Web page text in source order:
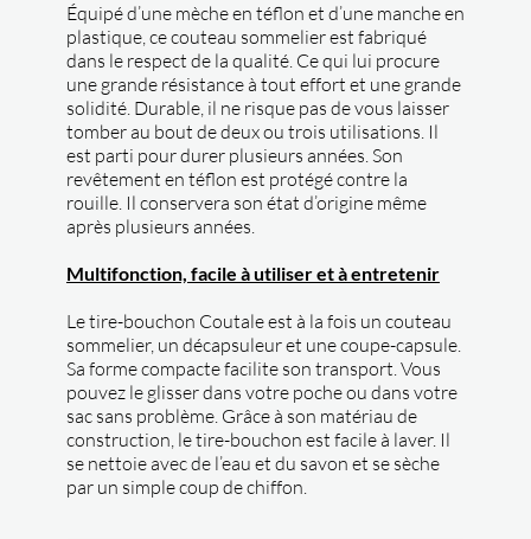
Équipé d’une mèche en téflon et d’une manche en
plastique, ce couteau sommelier est fabriqué
dans le respect de la qualité. Ce qui lui procure
une grande résistance à tout effort et une grande
solidité. Durable, il ne risque pas de vous laisser
tomber au bout de deux ou trois utilisations. Il
est parti pour durer plusieurs années. Son
revêtement en téflon est protégé contre la
rouille. Il conservera son état d’origine même
après plusieurs années.
Multifonction, facile à utiliser et à entretenir
Le tire-bouchon Coutale est à la fois un couteau
sommelier, un décapsuleur et une coupe-capsule.
Sa forme compacte facilite son transport. Vous
pouvez le glisser dans votre poche ou dans votre
sac sans problème. Grâce à son matériau de
construction, le tire-bouchon est facile à laver. Il
se nettoie avec de l’eau et du savon et se sèche
par un simple coup de chiffon.